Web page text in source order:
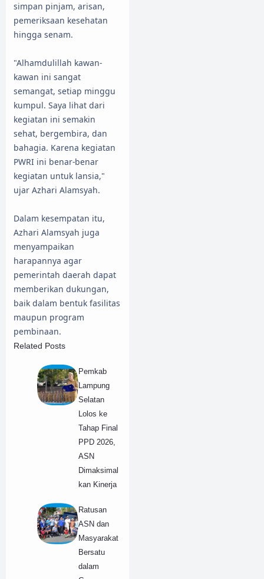
simpan pinjam, arisan,
pemeriksaan kesehatan
hingga senam.
"Alhamdulillah kawan-
kawan ini sangat
semangat, setiap minggu
kumpul. Saya lihat dari
kegiatan ini semakin
sehat, bergembira, dan
bahagia. Karena kegiatan
PWRI ini benar-benar
kegiatan untuk lansia,"
ujar Azhari Alamsyah.
Dalam kesempatan itu,
Azhari Alamsyah juga
menyampaikan
harapannya agar
pemerintah daerah dapat
memberikan dukungan,
baik dalam bentuk fasilitas
maupun program
pembinaan.
Related Posts
Pemkab
Lampung
Selatan
Lolos ke
Tahap Final
PPD 2026,
ASN
Dimaksimal
kan Kinerja
Ratusan
ASN dan
Masyarakat
Bersatu
dalam